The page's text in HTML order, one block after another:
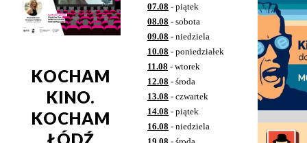
KOCHAM
KINO.
KOCHAM
ŁÓDŹ
07.08 - piątek
08.08 - sobota
09.08 - niedziela
10.08 - poniedziałek
11.08 - wtorek
12.08 - środa
13.08 - czwartek
14.08 - piątek
16.08 - niedziela